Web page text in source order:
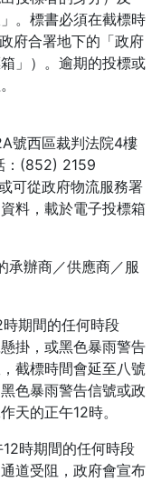
。標書必須在截標時
府合署地下的「政府
」）。逾期的投標或
西區裁判法院4樓
：(852) 2159
可從政府物流服務署
料，載於電子投標箱
辦商／供應商／服
期間的任何時段
掛，或黑色暴雨警告
截標時間會延至八號
色暴雨警告信號或政
天的正午12時。
時期間的任何時段
道受阻，政府會宣布